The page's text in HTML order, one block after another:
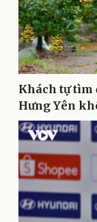
Sức khỏe
Dinh dưỡng - món
Cây thuốc
Sản phụ khoa
Nam khoa
Làm đẹp - giảm
Khách tự tìm
Hưng Yên